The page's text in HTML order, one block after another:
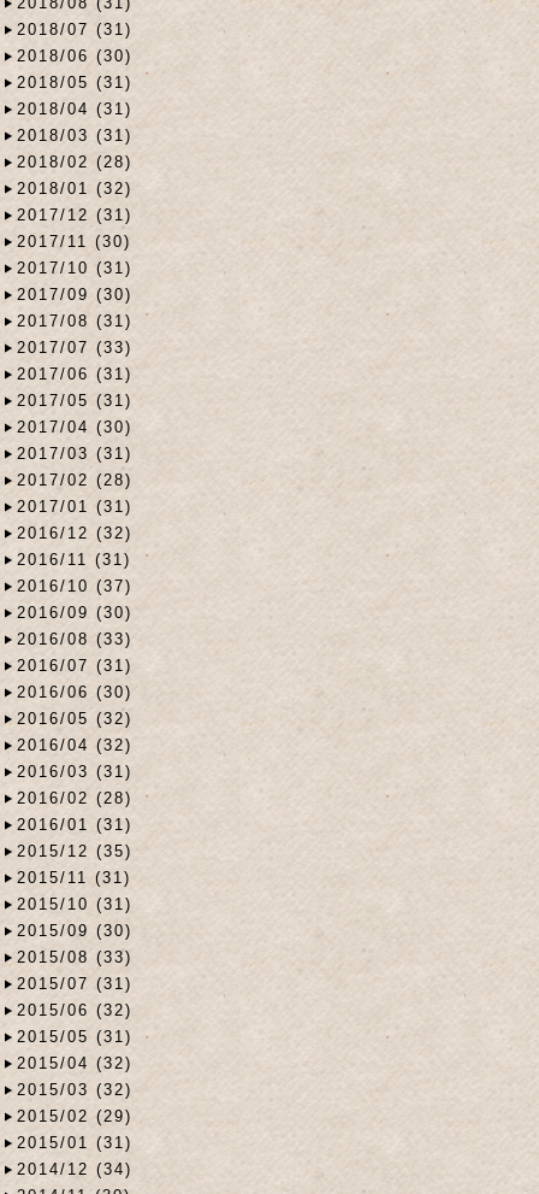
2018/07 (31)
2018/06 (30)
2018/05 (31)
2018/04 (31)
2018/03 (31)
2018/02 (28)
2018/01 (32)
2017/12 (31)
2017/11 (30)
2017/10 (31)
2017/09 (30)
2017/08 (31)
2017/07 (33)
2017/06 (31)
2017/05 (31)
2017/04 (30)
2017/03 (31)
2017/02 (28)
2017/01 (31)
2016/12 (32)
2016/11 (31)
2016/10 (37)
2016/09 (30)
2016/08 (33)
2016/07 (31)
2016/06 (30)
2016/05 (32)
2016/04 (32)
2016/03 (31)
2016/02 (28)
2016/01 (31)
2015/12 (35)
2015/11 (31)
2015/10 (31)
2015/09 (30)
2015/08 (33)
2015/07 (31)
2015/06 (32)
2015/05 (31)
2015/04 (32)
2015/03 (32)
2015/02 (29)
2015/01 (31)
2014/12 (34)